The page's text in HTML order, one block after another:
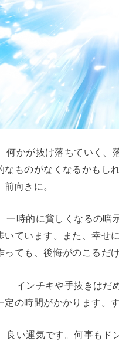
何かが抜け落ちていく、
なものがなくなるかもし
向きに。
一時的に貧しくなるの暗
いています。また、幸せ
っても、後悔がのこる
インチキや手抜きはだめ
定の時間がかかります。
良い運気です。何事もド